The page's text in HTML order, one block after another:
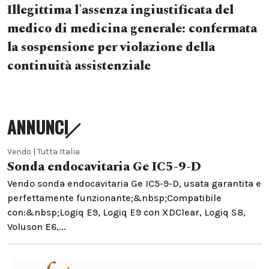
Illegittima l'assenza ingiustificata del
medico di medicina generale: confermata
la sospensione per violazione della
continuità assistenziale
ANNUNCI
Vendo | Tutta Italia
Sonda endocavitaria Ge IC5-9-D
Vendo sonda endocavitaria Ge IC5-9-D, usata garantita e
perfettamente funzionante;&nbsp;Compatibile
con:&nbsp;Logiq E9, Logiq E9 con XDClear, Logiq S8,
Voluson E6,...